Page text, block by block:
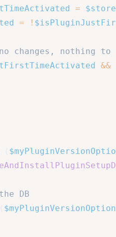
=
= !
changes, nothing to
&&
DB